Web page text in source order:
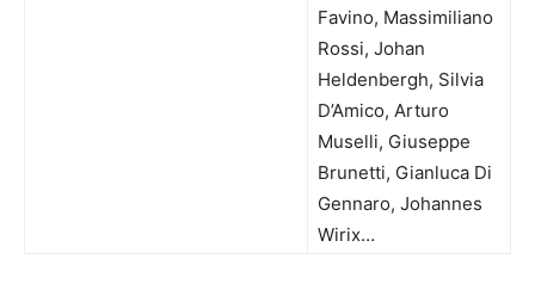
Favino, Massimiliano
Rossi, Johan
Heldenbergh, Silvia
D’Amico, Arturo
Muselli, Giuseppe
Brunetti, Gianluca Di
Gennaro, Johannes
Wirix…